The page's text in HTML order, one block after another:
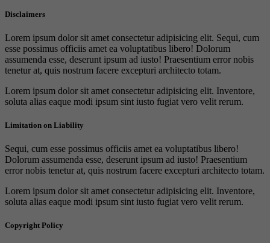
Disclaimers
Lorem ipsum dolor sit amet consectetur adipisicing elit. Sequi, cum
esse possimus officiis amet ea voluptatibus libero! Dolorum
assumenda esse, deserunt ipsum ad iusto! Praesentium error nobis
tenetur at, quis nostrum facere excepturi architecto totam.
Lorem ipsum dolor sit amet consectetur adipisicing elit. Inventore,
soluta alias eaque modi ipsum sint iusto fugiat vero velit rerum.
Limitation on Liability
Sequi, cum esse possimus officiis amet ea voluptatibus libero!
Dolorum assumenda esse, deserunt ipsum ad iusto! Praesentium
error nobis tenetur at, quis nostrum facere excepturi architecto totam.
Lorem ipsum dolor sit amet consectetur adipisicing elit. Inventore,
soluta alias eaque modi ipsum sint iusto fugiat vero velit rerum.
Copyright Policy